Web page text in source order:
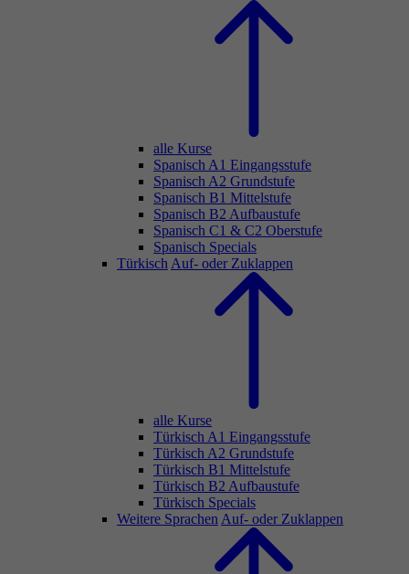
alle Kurse
Spanisch A1 Eingangsstufe
Spanisch A2 Grundstufe
Spanisch B1 Mittelstufe
Spanisch B2 Aufbaustufe
Spanisch C1 & C2 Oberstufe
Spanisch Specials
Türkisch Auf- oder Zuklappen
alle Kurse
Türkisch A1 Eingangsstufe
Türkisch A2 Grundstufe
Türkisch B1 Mittelstufe
Türkisch B2 Aufbaustufe
Türkisch Specials
Weitere Sprachen Auf- oder Zuklappen